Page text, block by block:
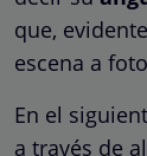
que,
escena a
En el
a través de